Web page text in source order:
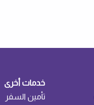
خدمات أخرى
تأمين السفر